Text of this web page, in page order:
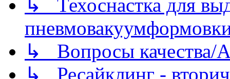
↳ Техоснастка для
↳ Вопросы качества/
↳ Ресайклинг -